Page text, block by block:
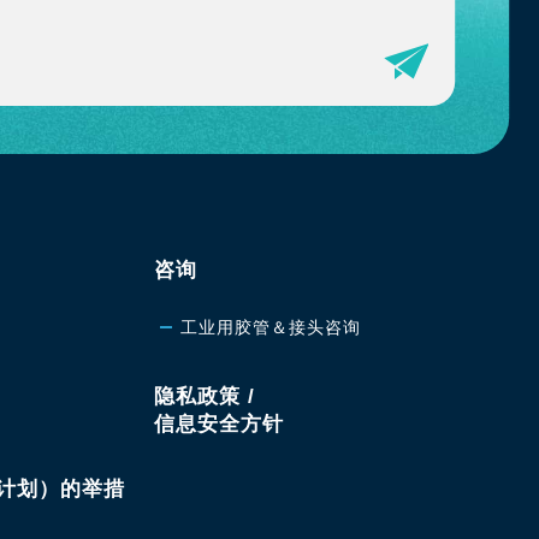
划）的举措
咨询
工业用胶管＆接头咨询
隐私政策 /
信息安全方针